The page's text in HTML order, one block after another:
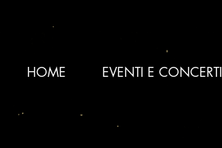
HOME EVENTI E CONCERTI